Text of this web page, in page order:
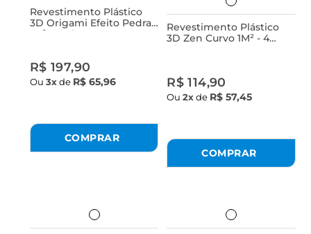
Revestimento Plástico
3D Origami Efeito Pedra
1M² - 4 Placas Bege
R$ 197,90
Ou 3xde R$ 65,96
Revestimento Plástico
3D Zen Curvo 1M² - 4
Placas Branca Astra
R$ 114,90
Ou2xde R$ 57,45